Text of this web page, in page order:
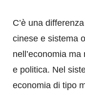
C’è una
cinese e sistema
nell’economia
e politica. Nel
economia di tipo